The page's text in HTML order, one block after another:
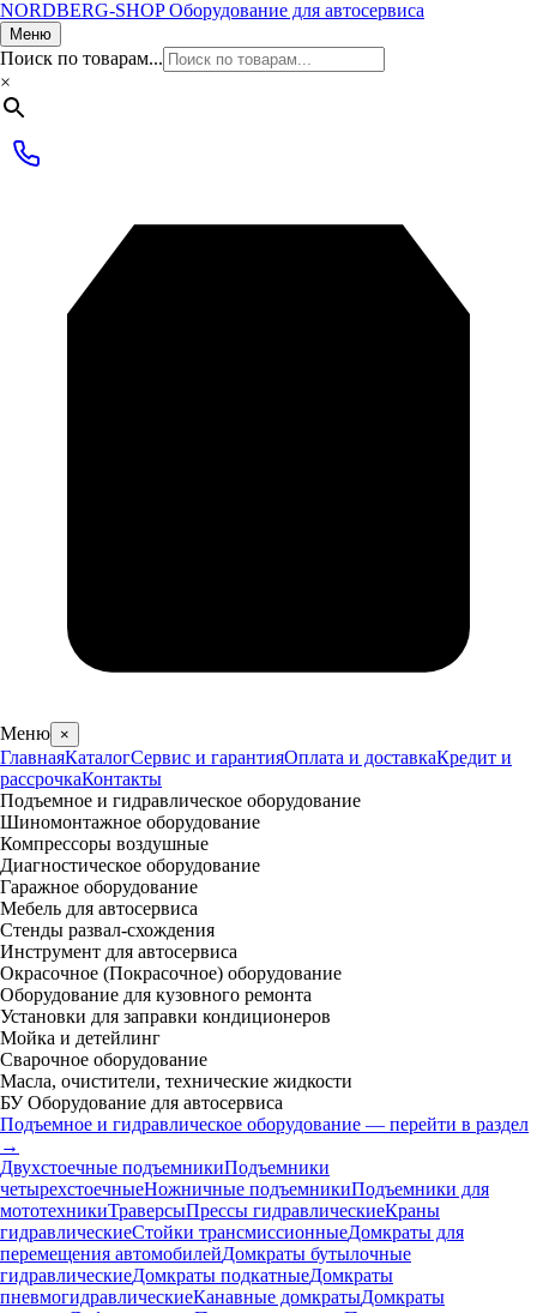
NORDBERG-SHOP Оборудование для автосервиса
Меню
Поиск по товарам...
×
Меню ×
ГлавнаяКаталогСервис и гарантияОплата и доставкаКредит и
рассрочкаКонтакты
Подъемное и гидравлическое оборудование
Шиномонтажное оборудование
Компрессоры воздушные
Диагностическое оборудование
Гаражное оборудование
Мебель для автосервиса
Стенды развал-схождения
Инструмент для автосервиса
Окрасочное (Покрасочное) оборудование
Оборудование для кузовного ремонта
Установки для заправки кондиционеров
Мойка и детейлинг
Сварочное оборудование
Масла, очистители, технические жидкости
БУ Оборудование для автосервиса
Подъемное и гидравлическое оборудование — перейти в раздел
→
Двухстоечные подъемникиПодъемники
четырехстоечныеНожничные подъемникиПодъемники для
мототехникиТраверсыПрессы гидравлическиеКраны
гидравлическиеСтойки трансмиссионныеДомкраты для
перемещения автомобилейДомкраты бутылочные
гидравлическиеДомкраты подкатныеДомкраты
пневмогидравлическиеКанавные домкратыДомкраты